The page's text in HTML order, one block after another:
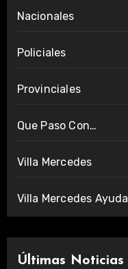
Nacionales
Policiales
Provinciales
Que Paso Con…
Villa Mercedes
Villa Mercedes Ayuda
Últimas Noticias